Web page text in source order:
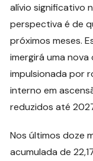
alívio significativo
perspectiva é de
próximos meses.
imergirá uma
impulsionada por
interno em
reduzidos até
Nos últimos doze
acumulada de